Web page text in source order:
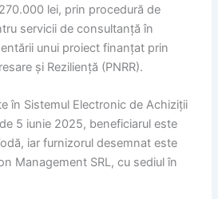
lei, prin procedură de
servicii de consultanță în
unui proiect finanțat prin
și Reziliență (PNRR).
în Sistemul Electronic de Achiziții
5 iunie 2025, beneficiarul este
iar furnizorul desemnat este
Management SRL, cu sediul în